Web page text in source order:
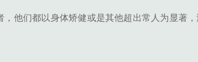
他们都以身体矫健或是其他超出常人为显著